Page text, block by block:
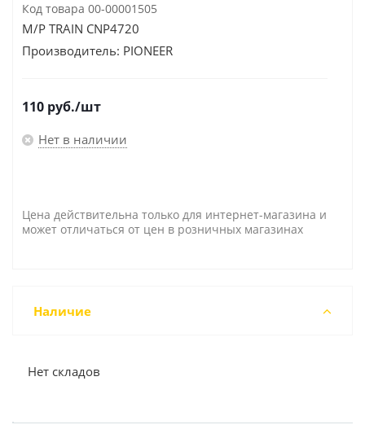
Код товара 00-00001505
M/P TRAIN CNP4720
Производитель: PIONEER
110 руб./шт
Нет в наличии
Цена действительна только для интернет-магазина и
может отличаться от цен в розничных магазинах
Наличие
Нет складов